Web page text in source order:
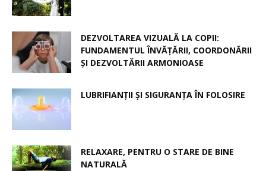
DEZVOLTAREA VIZUALĂ LA COPII:
FUNDAMENTUL ÎNVĂȚĂRII, COORDONĂRII
ȘI DEZVOLTĂRII ARMONIOASE
LUBRIFIANȚII ȘI SIGURANȚA ÎN FOLOSIRE
RELAXARE, PENTRU O STARE DE BINE
NATURALĂ